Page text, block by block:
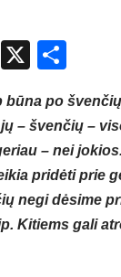
WhatsApp
X
būna po
– švenčių –
– nei
pridėti prie
negi dėsime
Kitiems gali